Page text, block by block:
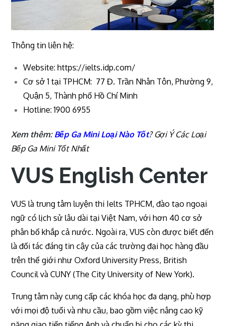
Thông tin liên hệ:
Website: https://ielts.idp.com/
Cơ sở 1 tại TPHCM: 77 Đ. Trần Nhân Tôn, Phường 9,
Quận 5, Thành phố Hồ Chí Minh
Hotline: 1900 6955
Xem thêm: Bếp Ga Mini Loại Nào Tốt? Gợi Ý Các Loại
Bếp Ga Mini Tốt Nhất
VUS English Center
VUS là trung tâm luyện thi Ielts TPHCM, đào tạo ngoại
ngữ có lịch sử lâu dài tại Việt Nam, với hơn 40 cơ sở
phân bố khắp cả nước. Ngoài ra, VUS còn được biết đến
là đối tác đáng tin cậy của các trường đại học hàng đầu
trên thế giới như Oxford University Press, British
Council và CUNY (The City University of New York).
Trung tâm này cung cấp các khóa học đa dạng, phù hợp
với mọi độ tuổi và nhu cầu, bao gồm việc nâng cao kỹ